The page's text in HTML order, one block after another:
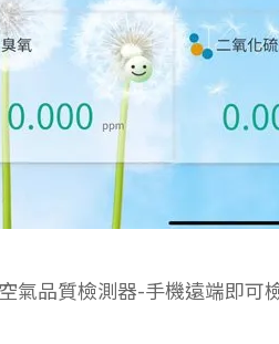
氣品質檢測器-手機遠端即可